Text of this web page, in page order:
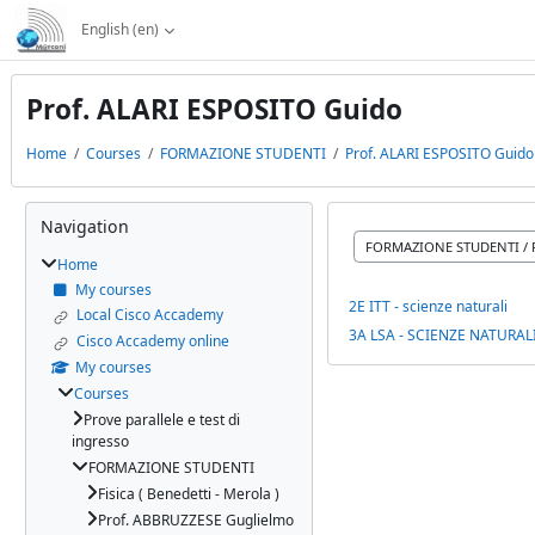
Skip to main content
English ‎(en)‎
Prof. ALARI ESPOSITO Guido
Home Courses FORMAZIONE STUDENTI Prof. ALARI ESPOSITO Guido
Course categories
2E ITT - scienze naturali
3A LSA - SCIENZE
Blocks
Skip Navigation
Navigation
Home
My courses
Local Cisco Accademy
Cisco Accademy online
My courses
Courses
Prove parallele e test di
ingresso
FORMAZIONE STUDENTI
Fisica ( Benedetti - Merola )
Prof. ABBRUZZESE Guglielmo